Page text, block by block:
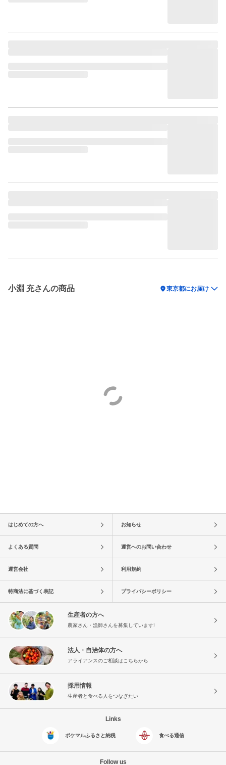
小淵 充さんの商品 location_on東京都にお届け
はじめての方へ お知らせ
よくある質問 運営へのお問い合わせ
運営会社 利用規約
特商法に基づく表記 プライバシーポリシー
生産者の方へ
農家さん・漁師さんを募集しています!
法人・自治体の方へ
アライアンスのご相談はこちらから
採用情報
生産者と食べる人をつなぎたい
Links
ポケマルふるさと納税 食べる通信
Follow us